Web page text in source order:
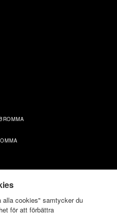
cookies" samtycker du
för att förbättra